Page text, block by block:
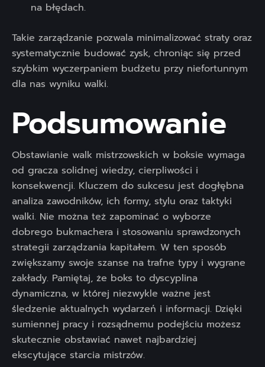
na błędach.
Takie zarządzanie pozwala minimalizować straty oraz
systematycznie budować zysk, chroniąc się przed
szybkim wyczerpaniem budżetu przy niefortunnym
dla nas wyniku walki.
Podsumowanie
Obstawianie walk mistrzowskich w boksie wymaga
od gracza solidnej wiedzy, cierpliwości i
konsekwencji. Kluczem do sukcesu jest dogłębna
analiza zawodników, ich formy, stylu oraz taktyki
walki. Nie można też zapominać o wyborze
dobrego bukmachera i stosowaniu sprawdzonych
strategii zarządzania kapitałem. W ten sposób
zwiększamy swoje szanse na trafne typy i wygrane
zakłady. Pamiętaj, że boks to dyscyplina
dynamiczna, w której niezwykle ważne jest
śledzenie aktualnych wydarzeń i informacji. Dzięki
sumiennej pracy i rozsądnemu podejściu możesz
skutecznie obstawiać nawet najbardziej
ekscytujące starcia mistrzów.